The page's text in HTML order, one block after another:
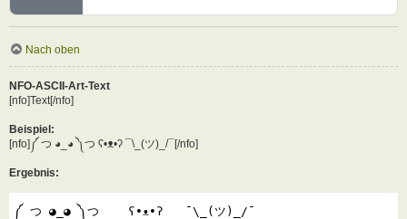
Nach oben
NFO-ASCII-Art-Text
[nfo]Text[/nfo]
Beispiel:
[nfo]༼ つ ◕_◕ ༽つ ʕ•ᴥ•ʔ ¯\_(ツ)_/¯[/nfo]
Ergebnis:
༼ つ ◕_◕ ༽つ    ʕ•ᴥ•ʔ   ¯\_(ツ)_/¯